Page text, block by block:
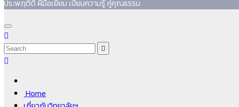
ประพฤติดี ฝีมือเยี่ยม เปี่ยมความรู้ คู่คุณธรรม
Home